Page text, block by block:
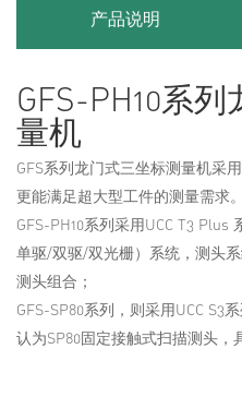
产品说明
GFS-PH10系
量机
GFS系列龙门式三坐标测量机采
更能满足超大型工件的测量需求。
GFS-PH10系列采用UCC T3 Plus
单驱/双驱/双光栅）系统，测头
测头组合；
GFS-SP80系列，则采用UCC S3
认为SP80固定接触式扫描测头，